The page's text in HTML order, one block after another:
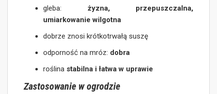
gleba: żyzna, przepuszczalna,
umiarkowanie wilgotna
dobrze znosi krótkotrwałą suszę
odporność na mróz: dobra
roślina stabilna i łatwa w uprawie
Zastosowanie w ogrodzie